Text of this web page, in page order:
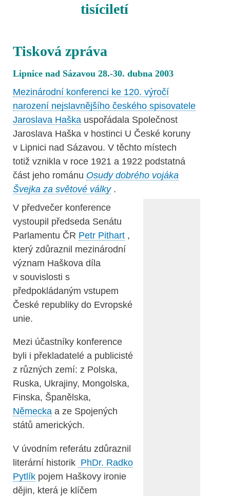
tisíciletí
Tisková zpráva
Lipnice nad Sázavou 28.-30. dubna 2003
Mezinárodní konferenci ke 120. výročí
narození nejslavnějšího českého spisovatele
Jaroslava Haška uspořádala Společnost
Jaroslava Haška v hostinci U České koruny
v Lipnici nad Sázavou. V těchto místech
totiž vznikla v roce 1921 a 1922 podstatná
část jeho románu Osudy dobrého vojáka
Švejka za světové války .
V předvečer konference
vystoupil předseda Senátu
Parlamentu ČR Petr Pithart ,
který zdůraznil mezinárodní
význam Haškova díla
v souvislosti s
předpokládaným vstupem
České republiky do Evropské
unie.
Mezi účastníky konference
byli i překladatelé a publicisté
z různých zemí: z Polska,
Ruska, Ukrajiny, Mongolska,
Finska, Španělska,
Německa a ze Spojených
států amerických.
V úvodním referátu zdůraznil
literární historik PhDr. Radko
Pytlík pojem Haškovy ironie
dějin, která je klíčem